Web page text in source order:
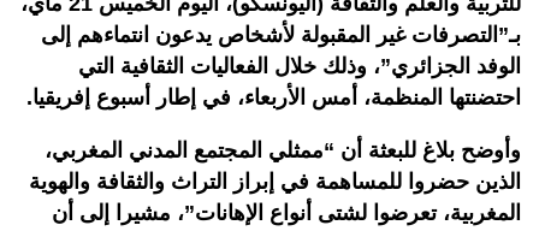
بـ”التصرفات غير المقبولة لأشخاص يدعون انتماءهم إلى
الوفد الجزائري”، وذلك خلال الفعاليات الثقافية التي
احتضنتها المنظمة، أمس الأربعاء، في إطار أسبوع إفريقيا.
وأوضح بلاغ للبعثة أن “ممثلي المجتمع المدني المغربي،
الذين حضروا للمساهمة في إبراز التراث والثقافة والهوية
المغربية، تعرضوا لشتى أنواع الإهانات”، مشيرا إلى أن